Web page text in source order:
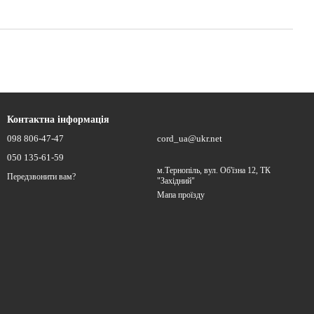
Контактна інформація
098 806-47-47
050 135-61-59
Передзвонити вам?
cord_ua@ukr.net
м.Тернопіль, вул. Об'їзна 12, ТК
"Західний"
Мапа проїзду